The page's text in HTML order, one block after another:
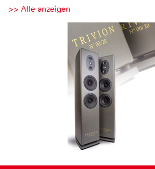
>> Alle anzeigen